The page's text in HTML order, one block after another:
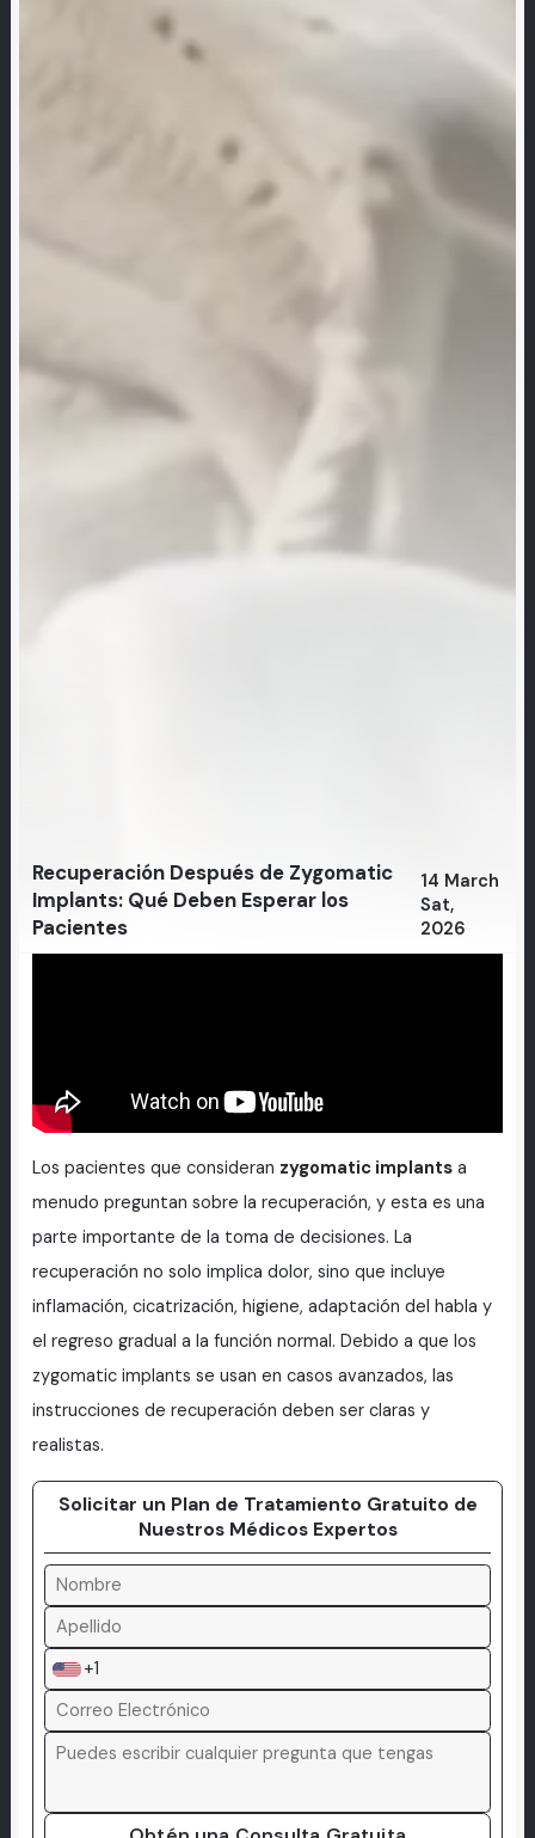
Recuperación Después de Zygomatic
Implants: Qué Deben Esperar los
Pacientes
14 March
Sat,
2026
Los pacientes que consideran zygomatic implantsa
menudo preguntan sobre la recuperación, y esta es una
parte importante de la toma de decisiones. La
recuperación no solo implica dolor, sino que incluye
inflamación, cicatrización, higiene, adaptación del habla y
el regreso gradual a la función normal. Debido a que los
zygomatic implants se usan en casos avanzados, las
instrucciones de recuperación deben ser claras y
realistas.
Solicitar un Plan de Tratamiento Gratuito de
Nuestros Médicos Expertos
+1